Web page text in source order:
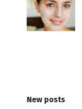
New posts